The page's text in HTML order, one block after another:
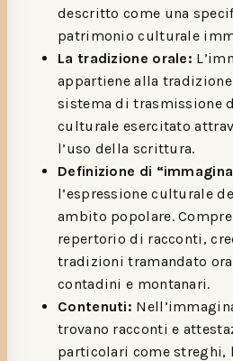
descritto come una
patrimonio culturale
La tradizione orale:
appartiene alla tradizione
sistema di trasmissione
culturale esercitato
l’uso della scrittura.
Definizione di
l’espressione culturale
ambito popolare.
repertorio di racconti,
tradizioni tramandato
contadini e montanari.
Contenuti:
trovano racconti e
particolari come